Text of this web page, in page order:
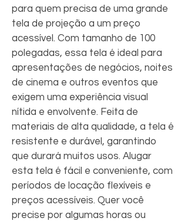
para quem precisa de uma grande
tela de projeção a um preço
acessível. Com tamanho de 100
polegadas, essa tela é ideal para
apresentações de negócios, noites
de cinema e outros eventos que
exigem uma experiência visual
nítida e envolvente. Feita de
materiais de alta qualidade, a tela é
resistente e durável, garantindo
que durará muitos usos. Alugar
esta tela é fácil e conveniente, com
períodos de locação flexíveis e
preços acessíveis. Quer você
precise por algumas horas ou